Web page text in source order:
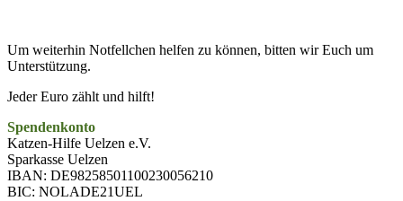
Um weiterhin Notfellchen helfen zu können, bitten wir Euch um
Unterstützung.
Jeder Euro zählt und hilft!
Spendenkonto
Katzen-Hilfe Uelzen e.V.
Sparkasse Uelzen
IBAN: DE98258501100230056210
BIC: NOLADE21UEL